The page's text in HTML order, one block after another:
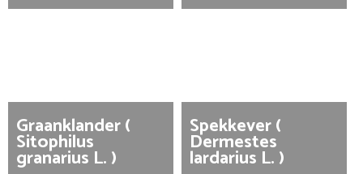
Graanklander (
Sitophilus
granarius L. )
Spekkever (
Dermestes
lardarius L. )